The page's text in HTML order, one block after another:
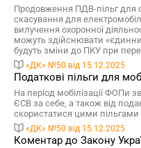
Продовження ПДВ-пільг для
скасування для
вилучення охоронної
можуть здійснювати
будуть зміни до ПКУ при
«ДК» №50 від 15.12.2025
Податкові пільги для
На період мобілізації ФОПи
ЄСВ за себе, а також від
скористатися цими пільгами
«ДК» №50 від 15.12.2025
Коментар до Закону